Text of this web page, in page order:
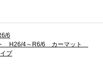
6
H26/4～R6/6 カーマット
プ